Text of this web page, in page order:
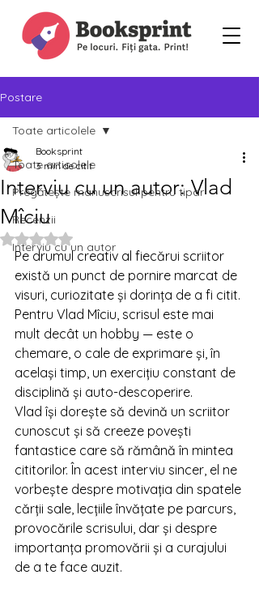
Postare
Toate articolele
Pregătește manuscrisul pentru tipar
Recenzii
Interviu cu un autor
Toate articolele
Interviu cu un autor: Vlad
Mîciu
Booksprint
3 min de citit
Evaluat(ă) cu NaN din 5 stele.
Pe drumul creativ al fiecărui scriitor
există un punct de pornire marcat de
visuri, curiozitate și dorința de a fi citit.
Pentru Vlad Mîciu, scrisul este mai
mult decât un hobby — este o
chemare, o cale de exprimare și, în
același timp, un exercițiu constant de
disciplină și auto-descoperire.
Vlad își dorește să devină un scriitor
cunoscut și să creeze povești
fantastice care să rămână în mintea
cititorilor. În acest interviu sincer, el ne
vorbește despre motivația din spatele
cărții sale, lecțiile învățate pe parcurs,
provocările scrisului, dar și despre
importanța promovării și a curajului
de a te face auzit.